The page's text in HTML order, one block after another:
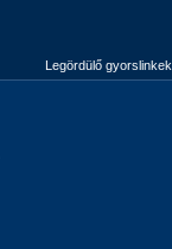
Legördülő gyorslinkek